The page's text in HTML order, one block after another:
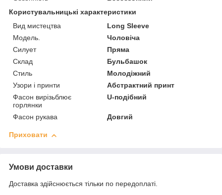
Користувальницькі характеристики
Вид мистецтва
Long Sleeve
Мoдель.
Чоловіча
Силует
Пряма
Склад
Бульбашок
Стиль
Молодіжний
Узори і принти
Абстрактний принт
Фасон вирізьблює
горлянки
U-подібний
Фасон рукава Довгий
Приховати
Умови доставки
Доставка здійснюється тільки по передоплаті.